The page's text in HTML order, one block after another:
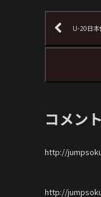
U-20日本
コメント
http://
http://